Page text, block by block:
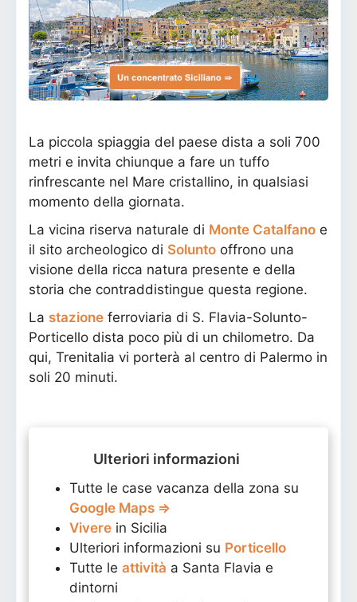
La piccola spiaggia del paese dista a soli 700
metri e invita chiunque a fare un tuffo
rinfrescante nel Mare cristallino, in qualsiasi
momento della giornata.
La vicina riserva naturale di Monte Catalfano e
il sito archeologico di Solunto offrono una
visione della ricca natura presente e della
storia che contraddistingue questa regione.
La stazione ferroviaria di S. Flavia-Solunto-
Porticello dista poco più di un chilometro. Da
qui, Trenitalia vi porterà al centro di Palermo in
soli 20 minuti.
Ulteriori informazioni
Tutte le case vacanza della zona su
Google Maps ⇒
Vivere in Sicilia
Ulteriori informazioni su Porticello
Tutte le attività a Santa Flavia e
dintorni